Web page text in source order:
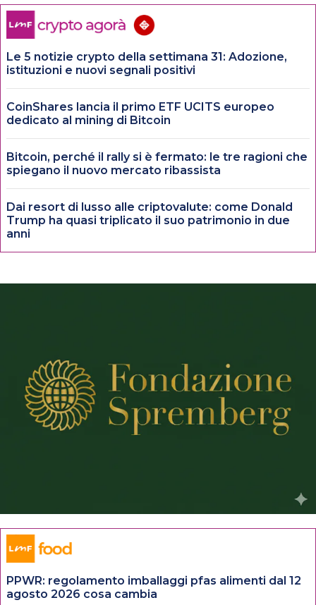
Le 5 notizie crypto della settimana 31: Adozione,
istituzioni e nuovi segnali positivi
CoinShares lancia il primo ETF UCITS europeo
dedicato al mining di Bitcoin
Bitcoin, perché il rally si è fermato: le tre ragioni che
spiegano il nuovo mercato ribassista
Dai resort di lusso alle criptovalute: come Donald
Trump ha quasi triplicato il suo patrimonio in due
anni
PPWR: regolamento imballaggi pfas alimenti dal 12
agosto 2026 cosa cambia